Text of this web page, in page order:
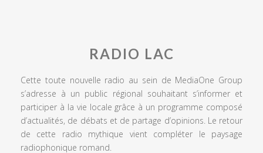
RADIO LAC
Cette toute nouvelle radio au sein de MediaOne Group
s’adresse à un public régional souhaitant s’informer et
participer à la vie locale grâce à un programme composé
d’actualités, de débats et de partage d’opinions. Le retour
de cette radio mythique vient compléter le paysage
radiophonique romand.